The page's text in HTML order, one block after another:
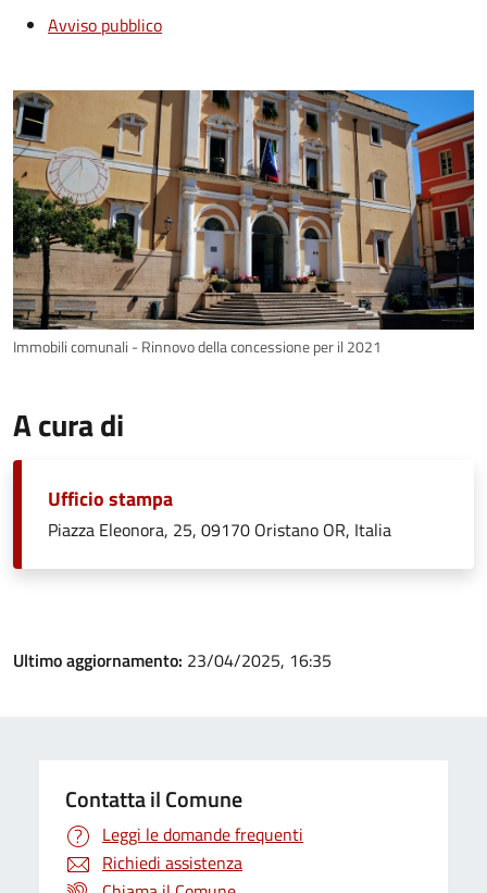
Avviso pubblico
Immobili comunali - Rinnovo della concessione per il 2021
A cura di
Ufficio stampa
Piazza Eleonora, 25, 09170 Oristano OR, Italia
Ultimo aggiornamento: 23/04/2025, 16:35
Contatta il Comune
Leggi le domande frequenti
Richiedi assistenza